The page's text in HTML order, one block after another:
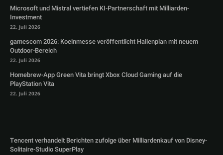
Microsoft und Mistral vertiefen KI-Partnerschaft mit Milliarden-
Investment
22. Juli 2026
gamescom 2026: Koelnmesse veröffentlicht Hallenplan mit neuem
Outdoor-Bereich
22. Juli 2026
Homebrew-App Green Vita bringt Xbox Cloud Gaming auf die
PlayStation Vita
22. Juli 2026
Tencent verhandelt Berichten zufolge über Milliardenkauf von Disney-
Solitaire-Studio SuperPlay